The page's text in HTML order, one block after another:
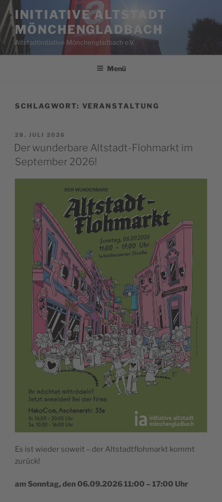
Zum
Inhalt
springen
INITIATIVE ALTSTADT
MÖNCHENGLADBACH
Altstadtinitiative Mönchengladbach e.V.
Menü
SCHLAGWORT: VERANSTALTUNG
VERÖFFENTLICHT
AM
28. JULI 2026
Der wunderbare Altstadt-Flohmarkt im
September 2026!
Es ist wieder soweit – der Altstadtflohmarkt kommt
zurück!
am Sonntag, den 06.09.2026 11:00 – 17:00 Uhr